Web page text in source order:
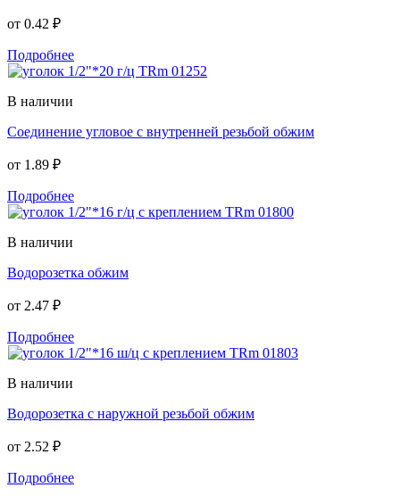
от 0.42 ₽
Подробнее
В наличии
Соединение угловое с внутренней резьбой обжим
от 1.89 ₽
Подробнее
В наличии
Водорозетка обжим
от 2.47 ₽
Подробнее
В наличии
Водорозетка с наружной резьбой обжим
от 2.52 ₽
Подробнее